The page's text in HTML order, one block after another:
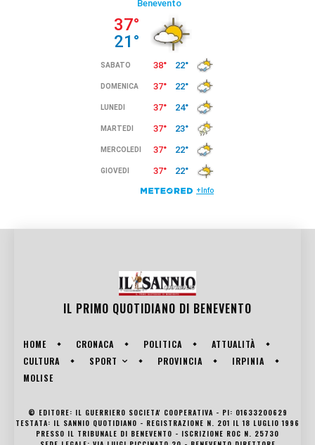
IL PRIMO QUOTIDIANO DI BENEVENTO
HOME CRONACA POLITICA
ATTUALITÀ
CULTURA
SPORT PROVINCIA
IRPINIA
MOLISE
© EDITORE: IL GUERRIERO SOCIETA' COOPERATIVA - PI: 01633200629
TESTATA: IL SANNIO QUOTIDIANO - REGISTRAZIONE N. 201 IL 18 LUGLIO 1996
PRESSO IL TRIBUNALE DI BENEVENTO - ISCRIZIONE ROC N. 25730